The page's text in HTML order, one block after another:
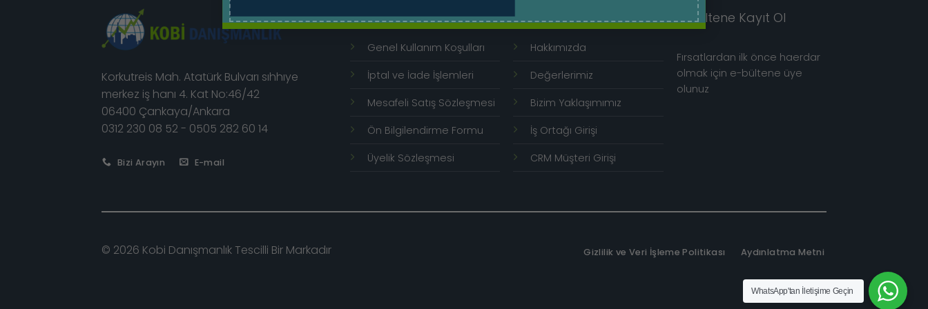
Korkutreis Mah. Atatürk Bulvarı sıhhıye
merkez iş hanı 4. Kat No:46/42
06400 Çankaya/Ankara
0312 230 08 52 - 0505 282 60 14
Bizi Arayın E-mail
Hızlı Menü
Genel Kullanım Koşulları
İptal ve İade İşlemleri
Mesafeli Satış Sözleşmesi
Ön Bilgilendirme Formu
Üyelik Sözleşmesi
Kurumsal
Hakkımızda
Değerlerimiz
Bizim Yaklaşımımız
İş Ortağı Girişi
CRM Müşteri Girişi
E-Bültene Kayıt Ol
Fırsatlardan ilk önce haerdar
olmak için e-bültene üye
olunuz
© 2026 Kobi Danışmanlık Tescilli Bir Markadır Gizlilik ve Veri İşleme Politikası Aydınlatma Metni
WhatsApp'tan İletişime Geçin